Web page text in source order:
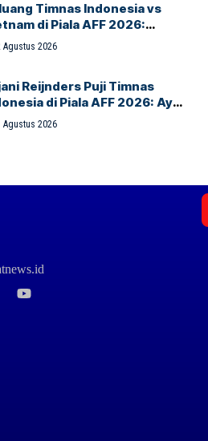
Timnas Indonesia vs
di Piala AFF 2026:
Bidik Tiket Semifinal di
Agustus 2026
Reijnders Puji Timnas
di Piala AFF 2026: Ayo
Agustus 2026